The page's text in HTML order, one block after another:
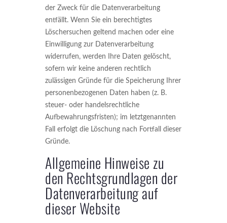
der Zweck für die Datenverarbeitung
entfällt. Wenn Sie ein berechtigtes
Löschersuchen geltend machen oder eine
Einwilligung zur Datenverarbeitung
widerrufen, werden Ihre Daten gelöscht,
sofern wir keine anderen rechtlich
zulässigen Gründe für die Speicherung Ihrer
personenbezogenen Daten haben (z. B.
steuer- oder handelsrechtliche
Aufbewahrungsfristen); im letztgenannten
Fall erfolgt die Löschung nach Fortfall dieser
Gründe.
Allgemeine Hinweise zu
den Rechtsgrundlagen der
Datenverarbeitung auf
dieser Website